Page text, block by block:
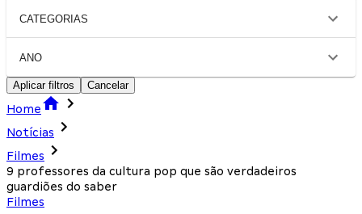
CATEGORIAS
ANO
Aplicar filtros Cancelar
Home
Notícias
Filmes
9 professores da cultura pop que são verdadeiros
guardiões do saber
Filmes